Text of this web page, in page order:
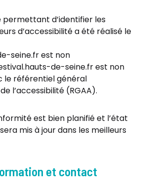
permettant d’identifier les
d’accessibilité a été réalisé le
seine.fr est non
de-seine.fr est non
le référentiel général
l’accessibilité (RGAA).
est bien planifié et l’état
mis à jour dans les meilleurs
et contact